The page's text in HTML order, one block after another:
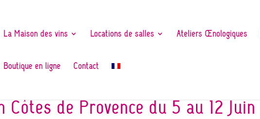
La Maison des vins Locations de salles Ateliers Œnologiques
Boutique en ligne Contact
Côtes de Provence du 5 au 12 Juin